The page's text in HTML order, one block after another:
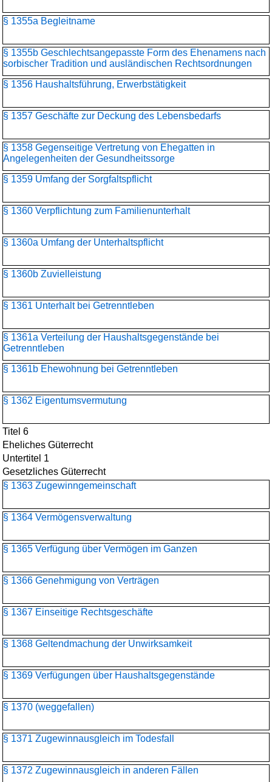
§ 1355a Begleitname
§ 1355b Geschlechtsangepasste Form des Ehenamens nach
sorbischer Tradition und ausländischen Rechtsordnungen
§ 1356 Haushaltsführung, Erwerbstätigkeit
§ 1357 Geschäfte zur Deckung des Lebensbedarfs
§ 1358 Gegenseitige Vertretung von Ehegatten in
Angelegenheiten der Gesundheitssorge
§ 1359 Umfang der Sorgfaltspflicht
§ 1360 Verpflichtung zum Familienunterhalt
§ 1360a Umfang der Unterhaltspflicht
§ 1360b Zuvielleistung
§ 1361 Unterhalt bei Getrenntleben
§ 1361a Verteilung der Haushaltsgegenstände bei
Getrenntleben
§ 1361b Ehewohnung bei Getrenntleben
§ 1362 Eigentumsvermutung
Titel 6
Eheliches Güterrecht
Untertitel 1
Gesetzliches Güterrecht
§ 1363 Zugewinngemeinschaft
§ 1364 Vermögensverwaltung
§ 1365 Verfügung über Vermögen im Ganzen
§ 1366 Genehmigung von Verträgen
§ 1367 Einseitige Rechtsgeschäfte
§ 1368 Geltendmachung der Unwirksamkeit
§ 1369 Verfügungen über Haushaltsgegenstände
§ 1370 (weggefallen)
§ 1371 Zugewinnausgleich im Todesfall
§ 1372 Zugewinnausgleich in anderen Fällen